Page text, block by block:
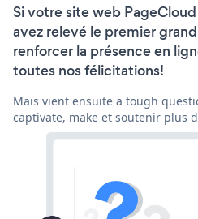
Si votre site web
avez relevé le premier
renforcer la présence en
toutes nos félicitations!
Mais vient ensuite a tough
captivate, make et soutenir plus